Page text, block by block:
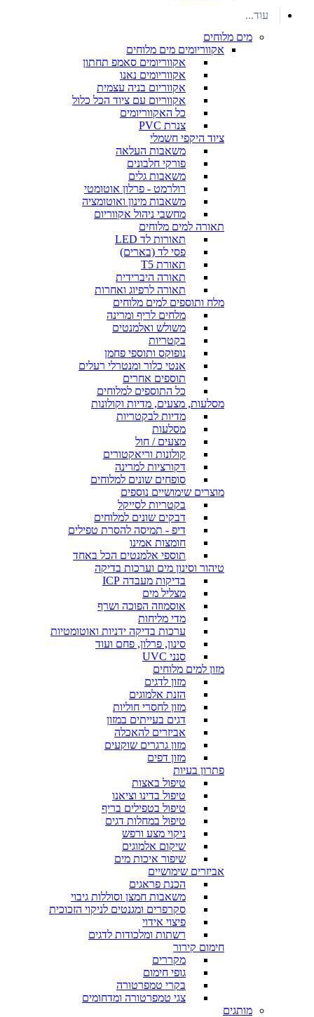
עוד...
מים מלוחים
אקווריומים מים מלוחים
אקווריומים סאמפ תחתון
אקווריומים נאנו
אקווריום בניה עצמית
אקווריום עם ציוד הכל כלול
כל האקווריומים
צנרת PVC
ציוד היקפי חשמלי
משאבות העלאה
פורקי חלבונים
משאבות גלים
רולרמט - פרלון אוטומטי
משאבות מינון ואוטומציה
מחשבי ניהול אקווריום
תאורה למים מלוחים
תאורות לד LED
פסי לד (בארים)
תאורת T5
תאורה היברידית
תאורה לרפיוג ואחרות
מלח ותוספים למים מלוחים
מלחים לריף ומרינה
משולש ואלמנטים
בקטריות
נופוקס ותוספי פחמן
אנטי כלור ומנטרלי רעלים
תוספים אחרים
כל התוספים למלוחים
מסלעות, מצעים, מדיות וקולונות
מדיות לבקטריות
מסלעות
מצעים / חול
קולונות וריאקטורים
דקורציות למרינה
סופחים שונים למלוחים
מוצרים שימושיים נוספים
בקטריות לסייקל
דבקים שונים למלוחים
דיפ - תמיסה להסרת טפילים
חומצות אמינו
תוספי אלמנטים הכל באחד
טיהור וסינון מים וערכות בדיקה
בדיקות מעבדה ICP
מצליל מים
אוסמוזה הפוכה ושרף
מדי מליחות
ערכות בדיקה ידניות ואוטומטיות
סינון, פרלון, פחם ועוד
סנני UVC
מזון למים מלוחים
מזון לדגים
הזנת אלמוגים
מזון לחסרי חוליות
דגים בעייתים במזון
אביזרים להאכלה
מזון גרגרים שוקעים
מזון דפים
פתרון בעיות
טיפול באצות
טיפול בדינו וציאנו
טיפול בטפילים בריף
טיפול במחלות דגים
ניקוי מצע ורפש
שיקום אלמוגים
שיפור איכות מים
אביזרים שימושיים
הכנת פראגים
משאבות חמצן וסוללות גיבוי
סקרפרים ומגנטים לניקוי הזכוכית
פיצוי אידוי
רשתות ומלכודות לדגים
חימום קירור
מקררים
גופי חימום
בקרי טמפרטורה
צגי טמפרטורה ומדחומים
מותגים